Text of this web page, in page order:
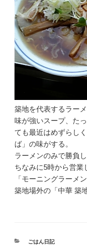
築地を代表するラー
味が強いスープ、た
ても最近はめずらし
ば」の味がする。
ラーメンのみで勝負
ちなみに5時から営業
「モーニングラーメ
築地場外の「中華 築
カ
ごはん日記